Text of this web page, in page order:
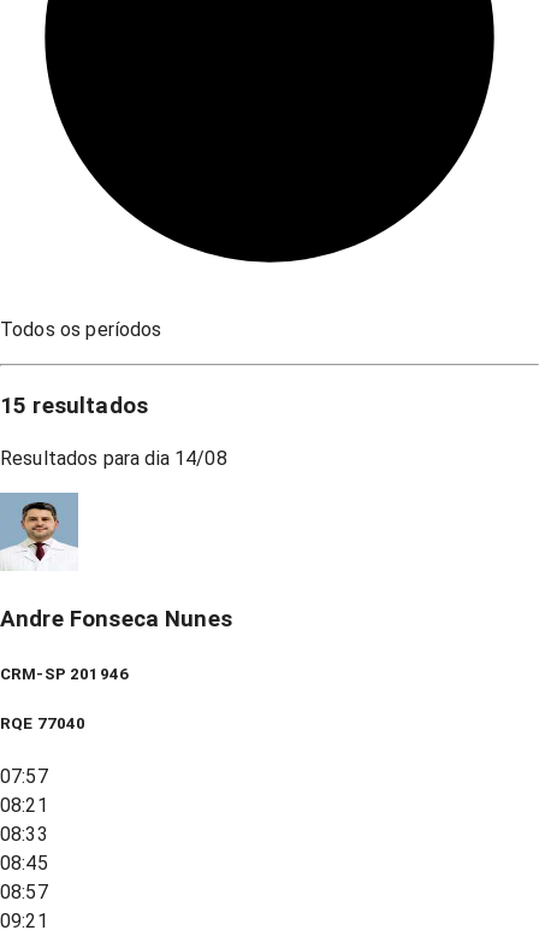
Todos os períodos
15 resultados
Resultados para dia 14/08
Andre Fonseca Nunes
CRM-SP 201946
RQE 77040
07:57
08:21
08:33
08:45
08:57
09:21